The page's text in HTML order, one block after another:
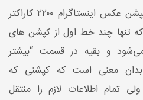
حداکثر تعداد کاراکتر برای کپشن عکس اینستاگرام ۲۲۰۰ کاراکتر
تنها چند خط اول از کپشن های
و بقیه در قسمت “بیشتر
بدان معنی است که کپشنی که
تمام اطلاعات لازم را منتقل